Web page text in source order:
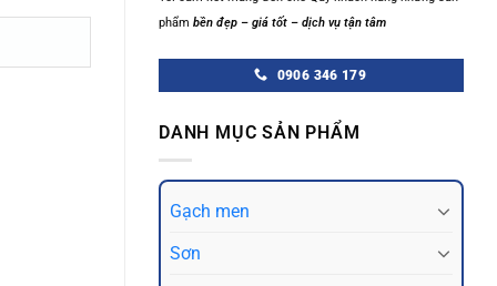
phẩm bền đẹp – giá tốt – dịch vụ tận tâm
0906 346 179
DANH MỤC SẢN PHẨM
Gạch men
Sơn